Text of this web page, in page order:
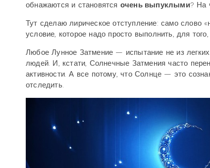
обнажаются и становятся очень выпуклыми? На
Тут сделаю лирическое отступление: само слово
условие, которое надо просто выполнить, для
Любое Лунное Затмение — испытание не из
людей. И, кстати, Солнечные Затмения часто
активности. А все потому, что Солнце — это
отследить.